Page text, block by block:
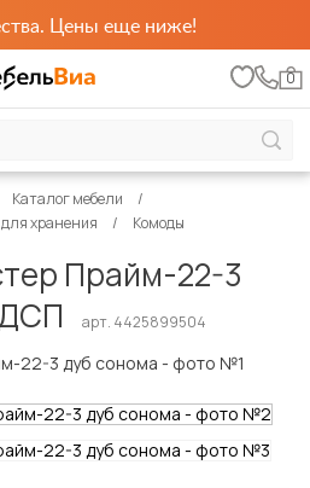
Цены еще ниже!
0
Каталог мебели
хранения Комоды
Прайм-22-3
арт. 4425899504